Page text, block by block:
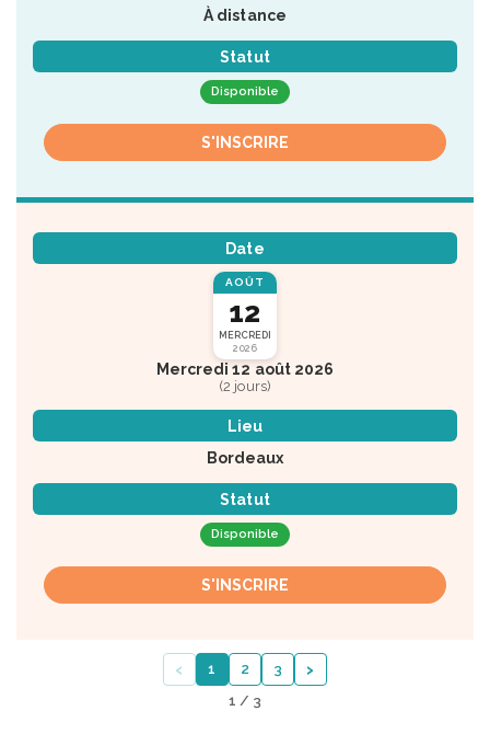
À distance
Statut
Disponible
S'INSCRIRE
Date
AOÛT
12
MERCREDI
2026
Mercredi 12 août 2026
(2 jours)
Lieu
Bordeaux
Statut
Disponible
S'INSCRIRE
‹ 1 2 3 ›
1 / 3